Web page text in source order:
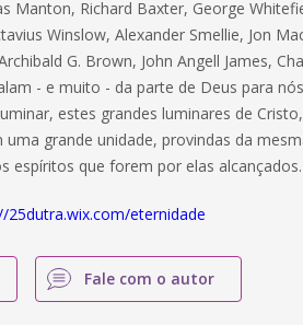
Manton, Richard Baxter, George
Winslow, Alexander Smellie, Jon
G. Brown, John Angell James,
- e muito - da parte de Deus para
estes grandes luminares de
grande unidade, provindas da
espíritos que forem por elas alcançados.
25dutra.wix.com/eternidade
Fale com o autor